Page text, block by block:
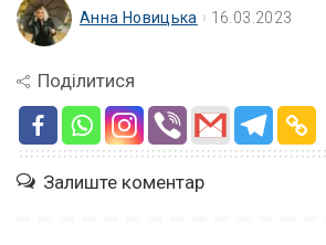
Анна Новицька 16.03.2023
Поділитися
Залиште коментар